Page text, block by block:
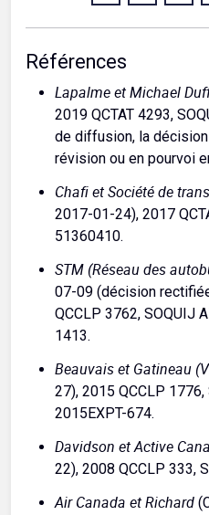
Références
Lapalme et Michael
2019 QCTAT 4293,
de diffusion, la
révision ou en pourvoi
Chafi et Société de
2017-01-24), 2017
51360410.
STM (Réseau des
07-09 (décision
QCCLP 3762, SOQUIJ
1413.
Beauvais et Gatineau
27), 2015 QCCLP
2015EXPT-674.
Davidson et Active
22), 2008 QCCLP 333,
Air Canada et Richard